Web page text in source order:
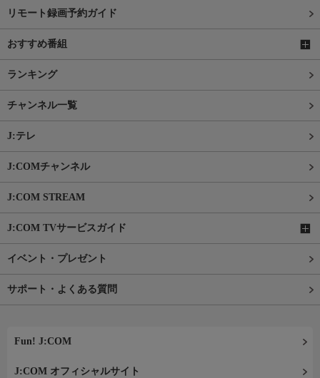
リモート録画予約ガイド
おすすめ番組
ランキング
チャンネル一覧
J:テレ
J:COMチャンネル
J:COM STREAM
J:COM TVサービスガイド
イベント・プレゼント
サポート・よくある質問
Fun! J:COM
J:COM オフィシャルサイト